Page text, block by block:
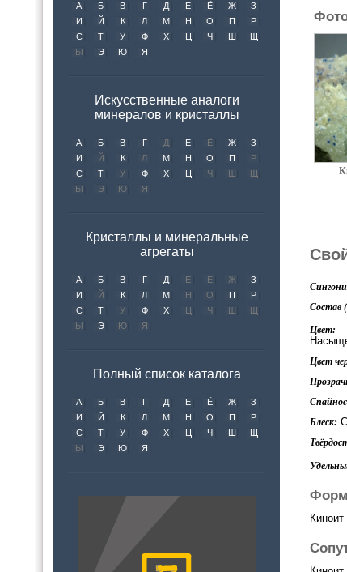
А Б В Г Д Е Ё Ж
З
И
Й К Л М Н О П
Р
С
Т У Ф Х Ц Ч Ш
Щ
Ы
Э Ю Я
Искусственные аналоги
минералов и кристаллы
А Б В Г Д Е Ё Ж
З
И
Й К Л М Н О П
Р
С
Т У Ф Х Ц Ч Ш
Щ
Ы
Э Ю Я
Кристаллы и минеральные
агрегаты
А Б В Г Д Е Ё Ж
З
И
Й К Л М Н О П
Р
С
Т У Ф Х Ц Ч Ш
Щ
Ы
Э Ю Я
Полный список каталога
А Б В Г Д Е Ё Ж
З
И
Й К Л М Н О П
Р
С
Т У Ф Х Ц Ч Ш
Щ
Ы
Э Ю Я
Состав
Цвет:
Цвет
Блеск: